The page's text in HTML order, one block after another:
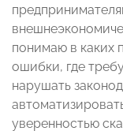
понимаю в каких
ошибки, где
нарушать
уверенностью